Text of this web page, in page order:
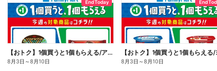
End Today
【おトク】1個買うと1個もらえる/アイス
8月3日 ～8月10日
End
8月3日 ～8月10日